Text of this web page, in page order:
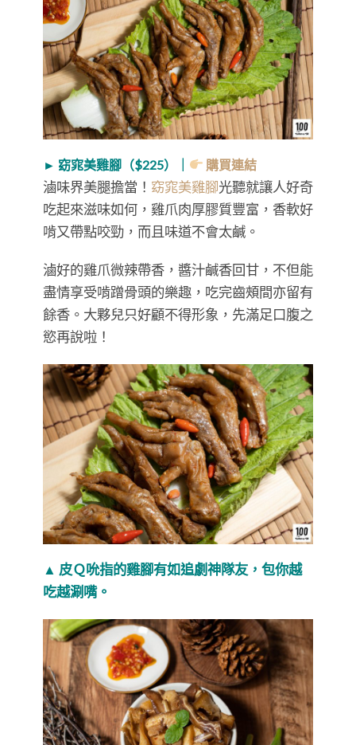
► 窈窕美雞腳（$225）｜ 購買連結
滷味界美腿擔當！ 窈窕美雞腳光聽就讓人好奇
吃起來滋味如何，雞爪肉厚膠質豐富，香軟好
啃又帶點咬勁，而且味道不會太鹹。
滷好的雞爪微辣帶香，醬汁鹹香回甘，不但能
盡情享受啃蹭骨頭的樂趣，吃完齒頰間亦留有
餘香。大夥兒只好顧不得形象，先滿足口腹之
慾再說啦！
▲ 皮Ｑ吮指的雞腳有如追劇神隊友，包你越
吃越涮嘴。